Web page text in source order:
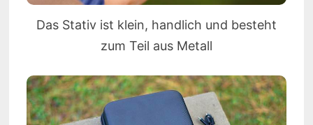
Das Stativ ist klein, handlich und besteht
zum Teil aus Metall